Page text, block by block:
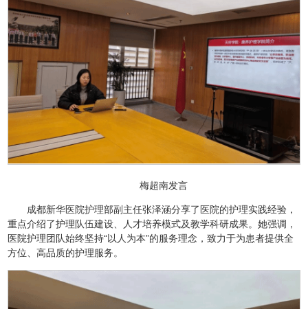
梅超南发言
成都新华医院护理部副主任张泽涵分享了医院的护理实践经验，
重点介绍了护理队伍建设、人才培养模式及教学科研成果。她强调，
医院护理团队始终坚持“以人为本”的服务理念，致力于为患者提供全
方位、高品质的护理服务。